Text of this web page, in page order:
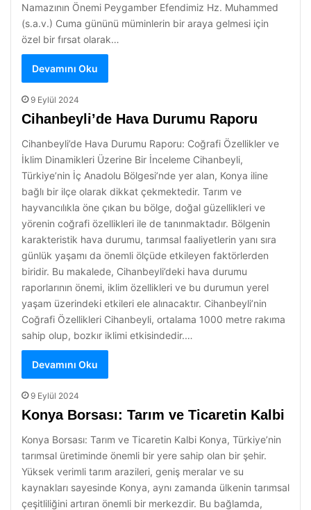
Namazının Önemi Peygamber Efendimiz Hz. Muhammed
(s.a.v.) Cuma gününü müminlerin bir araya gelmesi için
özel bir fırsat olarak…
Devamını Oku
9 Eylül 2024
Cihanbeyli’de Hava Durumu Raporu
Cihanbeyli’de Hava Durumu Raporu: Coğrafi Özellikler ve
İklim Dinamikleri Üzerine Bir İnceleme Cihanbeyli,
Türkiye’nin İç Anadolu Bölgesi’nde yer alan, Konya iline
bağlı bir ilçe olarak dikkat çekmektedir. Tarım ve
hayvancılıkla öne çıkan bu bölge, doğal güzellikleri ve
yörenin coğrafi özellikleri ile de tanınmaktadır. Bölgenin
karakteristik hava durumu, tarımsal faaliyetlerin yanı sıra
günlük yaşamı da önemli ölçüde etkileyen faktörlerden
biridir. Bu makalede, Cihanbeyli’deki hava durumu
raporlarının önemi, iklim özellikleri ve bu durumun yerel
yaşam üzerindeki etkileri ele alınacaktır. Cihanbeyli’nin
Coğrafi Özellikleri Cihanbeyli, ortalama 1000 metre rakıma
sahip olup, bozkır iklimi etkisindedir.…
Devamını Oku
9 Eylül 2024
Konya Borsası: Tarım ve Ticaretin Kalbi
Konya Borsası: Tarım ve Ticaretin Kalbi Konya, Türkiye’nin
tarımsal üretiminde önemli bir yere sahip olan bir şehir.
Yüksek verimli tarım arazileri, geniş meralar ve su
kaynakları sayesinde Konya, aynı zamanda ülkenin tarımsal
çeşitliliğini artıran önemli bir merkezdir. Bu bağlamda,